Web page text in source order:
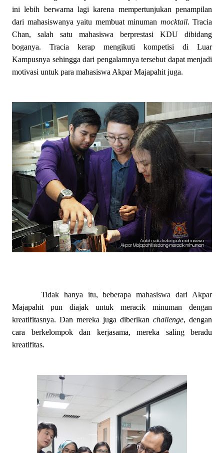
ini lebih berwarna lagi karena mempertunjukan penampilan
dari mahasiswanya yaitu membuat minuman mocktail. Tracia
Chan, salah satu mahasiswa berprestasi KDU dibidang
boganya. Tracia kerap mengikuti kompetisi di Luar
Kampusnya sehingga dari pengalamnya tersebut dapat menjadi
motivasi untuk para mahasiswa Akpar Majapahit juga.
Tidak hanya itu, beberapa mahasiswa dari Akpar
Majapahit pun diajak untuk meracik minuman dengan
kreatifitasnya. Dan mereka juga diberikan challenge, dengan
cara berkelompok dan kerjasama, mereka saling beradu
kreatifitas.